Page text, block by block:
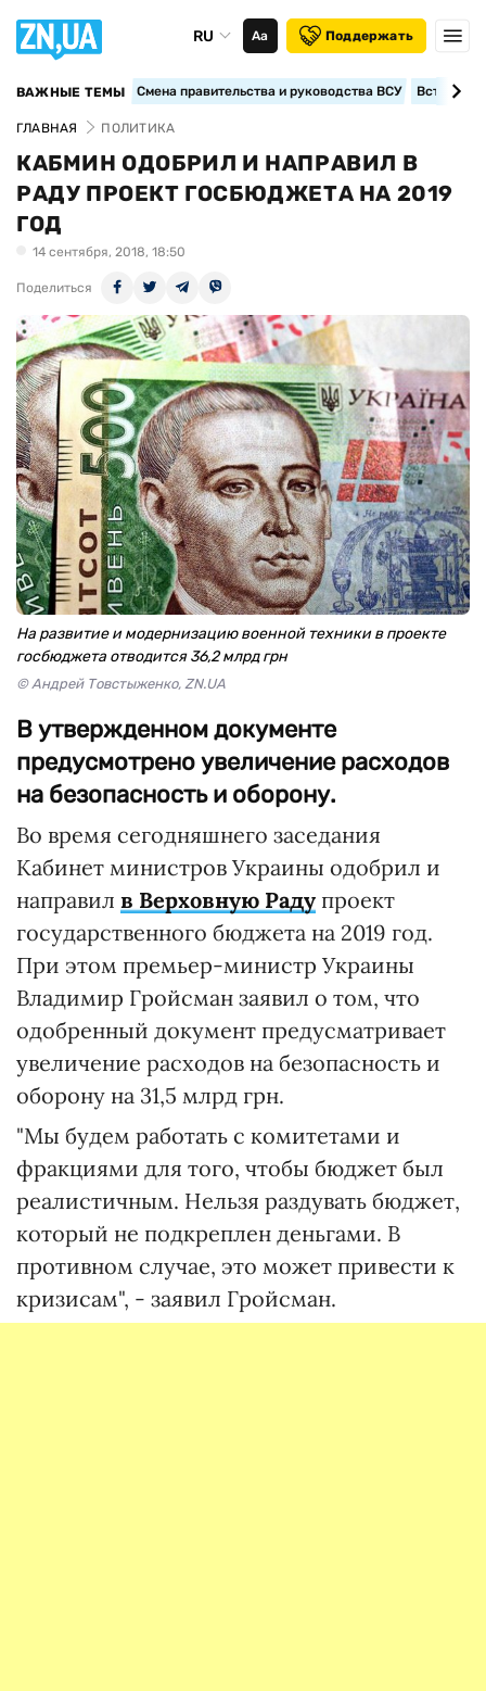
RU Аа Поддержать
ВАЖНЫЕ ТЕМЫ Смена правительства и руководства ВСУ
ГЛАВНАЯ ПОЛИТИКА
КАБМИН ОДОБРИЛ И НАПРАВИЛ В
РАДУ ПРОЕКТ ГОСБЮДЖЕТА НА 2019
ГОД
14 сентября, 2018, 18:50
Поделиться
На развитие и модернизацию военной техники в проекте
госбюджета отводится 36,2 млрд грн
© Андрей Товстыженко, ZN.UA
В утвержденном документе
предусмотрено увеличение расходов
на безопасность и оборону.
Во время сегодняшнего заседания
Кабинет министров Украины одобрил и
направил в Верховную Раду проект
государственного бюджета на 2019 год.
При этом премьер-министр Украины
Владимир Гройсман заявил о том, что
одобренный документ предусматривает
увеличение расходов на безопасность и
оборону на 31,5 млрд грн.
"Мы будем работать с комитетами и
фракциями для того, чтобы бюджет был
реалистичным. Нельзя раздувать бюджет,
который не подкреплен деньгами. В
противном случае, это может привести к
кризисам", - заявил Гройсман.